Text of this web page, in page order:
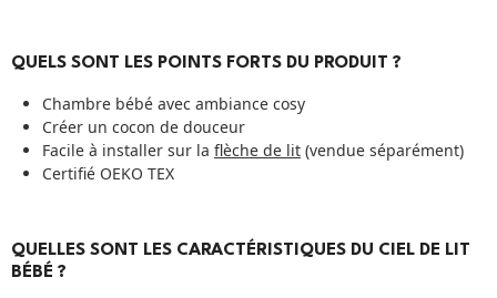
QUELS SONT LES POINTS FORTS DU PRODUIT ?
Chambre bébé avec ambiance cosy
Créer un cocon de douceur
Facile à installer sur la flèche de lit (vendue séparément)
Certifié OEKO TEX
QUELLES SONT LES CARACTÉRISTIQUES DU CIEL DE LIT
BÉBÉ ?